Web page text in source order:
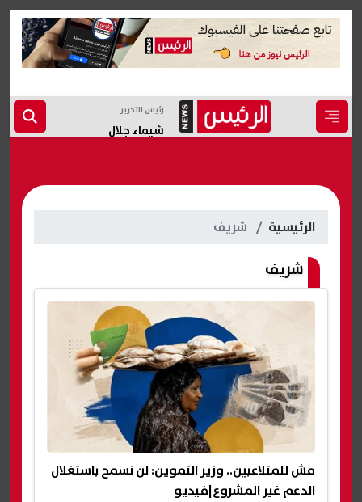
رئيس التحرير
شيماء جلال
الرئيسية شريف
شريف
مش للمتلاعبين.. وزير التموين: لن نسمح باستغلال
الدعم غير المشروع|فيديو